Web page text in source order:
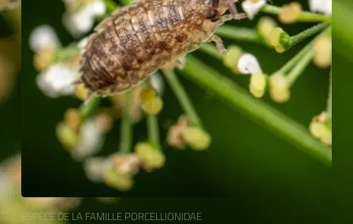
ESPÈCE DE LA FAMILLE PORCELLIONIDAE